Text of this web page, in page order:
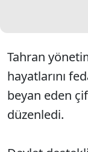
Tahran
hayatlarını
beyan eden
düzenledi.